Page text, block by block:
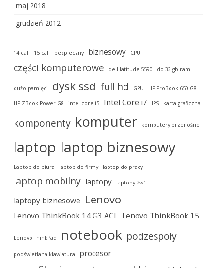
maj 2018
grudzień 2012
14 cali 15 cali bezpieczny biznesowy CPU
części komputerowe dell latitude 5590 do 32 gb ram
dużo pamięci dysk ssd full hd GPU HP ProBook 650 G8
HP ZBook Power G8 intel core i5 Intel Core i7 IPS karta graficzna
komponenty komputer komputery przenośne
laptop laptop biznesowy
Laptop do biura laptop do firmy laptop do pracy
laptop mobilny laptopy laptopy 2w1
laptopy biznesowe Lenovo
Lenovo ThinkBook 14 G3 ACL Lenovo ThinkBook 15
Lenovo ThinkPad notebook podzespoły
podświetlana klawiatura procesor